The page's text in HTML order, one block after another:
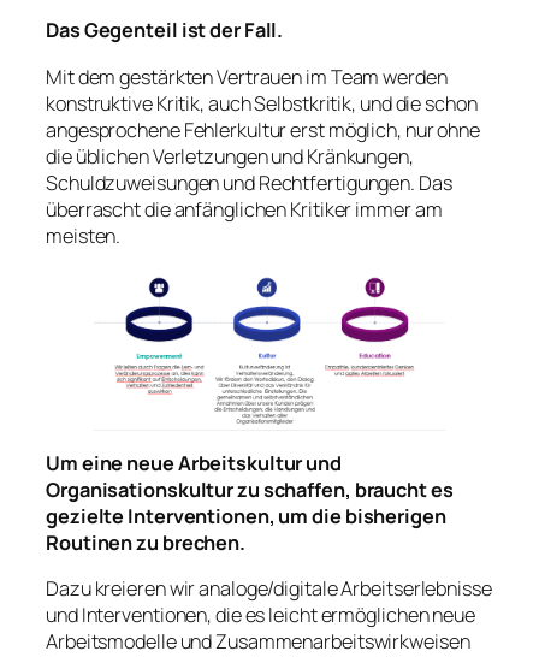
Das Gegenteil ist der Fall.
Mit dem gestärkten Vertrauen im Team werden
konstruktive Kritik, auch Selbstkritik, und die schon
angesprochene Fehlerkultur erst möglich, nur ohne
die üblichen Verletzungen und Kränkungen,
Schuldzuweisungen und Rechtfertigungen. Das
überrascht die anfänglichen Kritiker immer am
meisten.
Um eine neue Arbeitskultur und
Organisationskultur zu schaffen, braucht es
gezielte Interventionen, um die bisherigen
Routinen zu brechen.
Dazu kreieren wir analoge/digitale Arbeitserlebnisse
und Interventionen, die es leicht ermöglichen neue
Arbeitsmodelle und Zusammenarbeitswirkweisen